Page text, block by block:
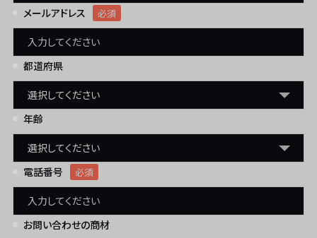
メールアドレス 必須
都道府県
年齢
電話番号 必須
お問い合わせの商材